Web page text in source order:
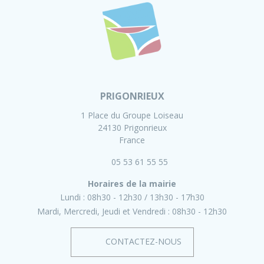
PRIGONRIEUX
1 Place du Groupe Loiseau
24130 Prigonrieux
France
05 53 61 55 55
Horaires de la mairie
Lundi : 08h30 - 12h30
13h30 - 17h30
Mardi, Mercredi, Jeudi et Vendredi : 08h30 - 12h30
CONTACTEZ-NOUS